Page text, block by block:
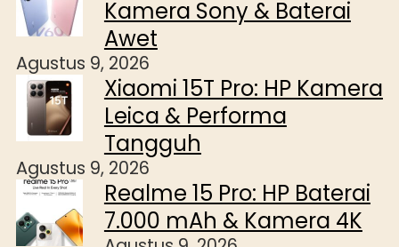
Kamera Sony & Baterai
Awet
Agustus 9, 2026
Xiaomi 15T Pro: HP Kamera
Leica & Performa
Tangguh
Agustus 9, 2026
Realme 15 Pro: HP Baterai
7.000 mAh & Kamera 4K